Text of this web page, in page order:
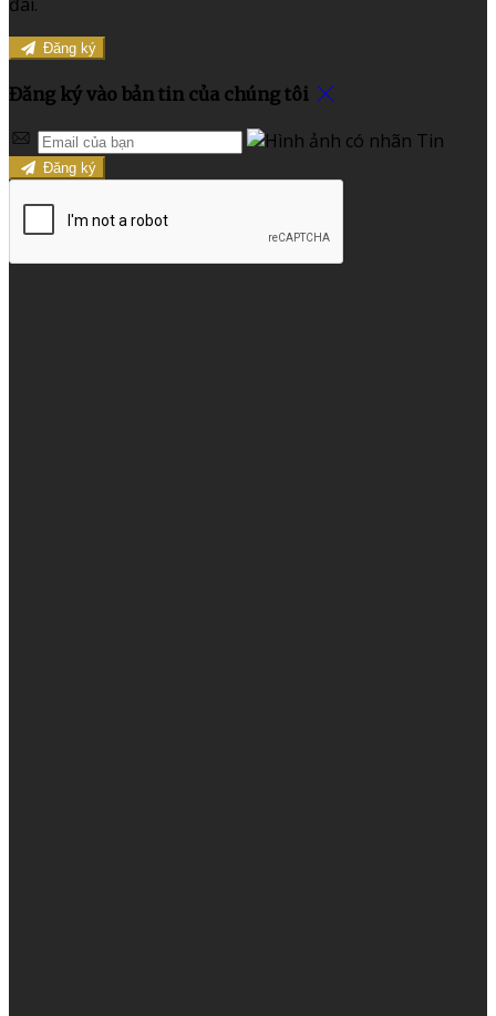
Đăng ký
Đăng ký vào bản tin của chúng tôi
Đăng ký